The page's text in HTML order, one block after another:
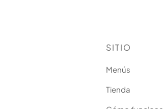
SITIO
Menús
Tienda